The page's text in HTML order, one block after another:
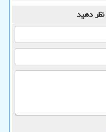
نظر دهید